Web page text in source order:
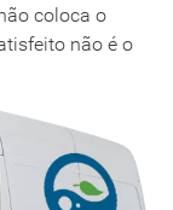
coloca o
não é o